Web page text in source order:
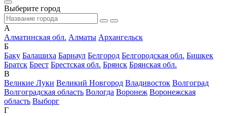
Выберите город
А
Алматинская обл. Алматы Архангельск
Б
Баку Балашиха Барнаул Белгород Белгородская обл. Бишкек
Братск Брест Брестская обл. Брянск Брянская обл.
В
Великие Луки Великий Новгород Владивосток Волгоград
Волгоградская область Вологда Воронеж Воронежская
область Выборг
Г